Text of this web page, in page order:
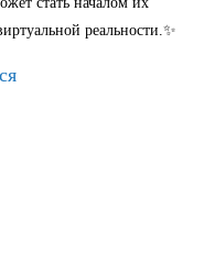
реальности.✨